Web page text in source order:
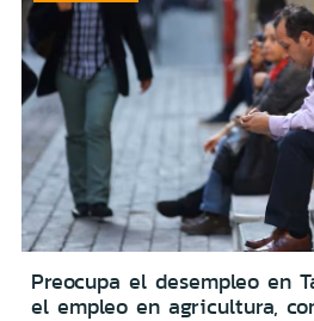
Preocupa el desempleo en
el empleo en agricultura,